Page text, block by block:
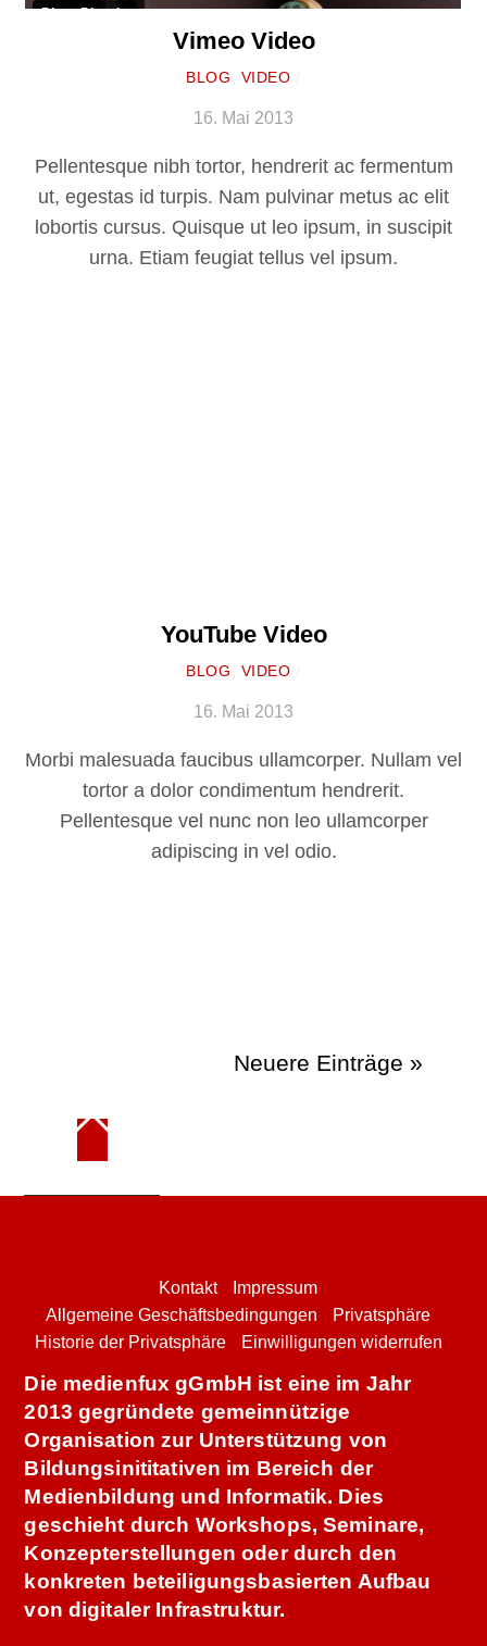
Vimeo Video
BLOG, VIDEO
16. Mai 2013
Pellentesque nibh tortor, hendrerit ac fermentum
ut, egestas id turpis. Nam pulvinar metus ac elit
lobortis cursus. Quisque ut leo ipsum, in suscipit
urna. Etiam feugiat tellus vel ipsum.
YouTube Video
BLOG VIDEO
16. Mai 2013
Morbi malesuada faucibus ullamcorper. Nullam vel
tortor a dolor condimentum hendrerit.
Pellentesque vel nunc non leo ullamcorper
adipiscing in vel odio.
Neuere Einträge »
Kontakt
Impressum
Allgemeine Geschäftsbedingungen
Privatsphäre
Historie der Privatsphäre
Einwilligungen widerrufen
Die medienfux gGmbH ist eine im Jahr
2013 gegründete gemeinnützige
Organisation zur Unterstützung von
Bildungsinititativen im Bereich der
Medienbildung und Informatik. Dies
geschieht durch Workshops, Seminare,
Konzepterstellungen oder durch den
konkreten beteiligungsbasierten Aufbau
von digitaler Infrastruktur.